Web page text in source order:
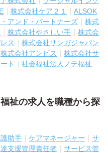
株式会社ケア２１
ALSOK
アンド・パートナーズ
株式
株式会社やさしい手
株式会
ス
株式会社サンガジャパン
株式会社アンビス
株式会社サ
ト
社会福祉法人ノテ福祉
祉の求人を職種から探
助手 ケアマネージャー
サ
支援管理責任者
サービス管